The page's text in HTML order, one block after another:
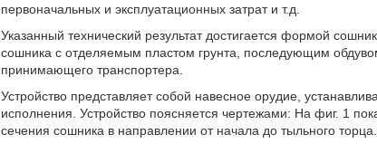
первоначальных и эксплуатационных затрат и т.д.
Указанный технический результат достигается формой
сошника с отделяемым пластом грунта, последующим
принимающего транспортера.
Устройство представляет собой навесное орудие,
исполнения. Устройство поясняется чертежами: На фиг. 1
сечения сошника в направлении от начала до тыльного торца.